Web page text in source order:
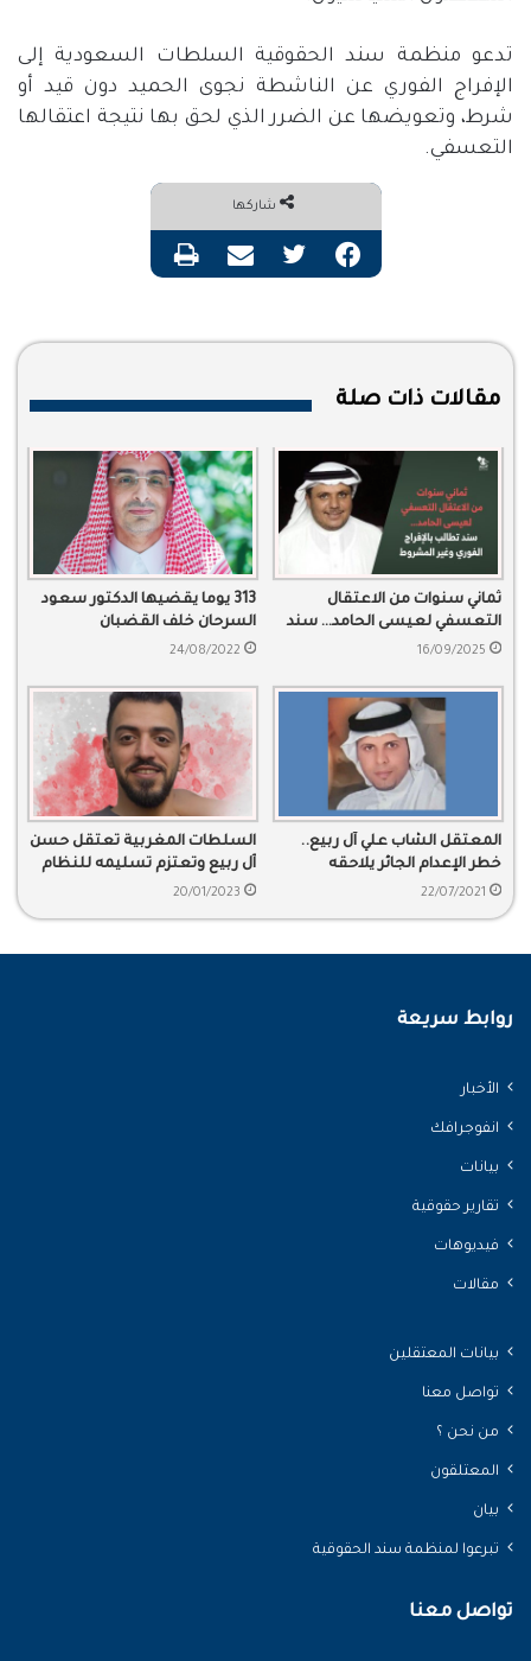
تدعو منظمة سند الحقوقية السلطات السعودية إلى
الإفراج الفوري عن الناشطة نجوى الحميد دون قيد أو
شرط، وتعويضها عن الضرر الذي لحق بها نتيجة اعتقالها
التعسفي.
شاركها
فيسبوك تويتر مشاركة عبر البريد طباعة
مقالات ذات صلة
ثماني سنوات من الاعتقال
التعسفي لعيسى الحامد… سند
تطالب بالإفراج الفوري وغير
16/09/2025
313 يوما يقضيها الدكتور سعود
السرحان خلف القضبان
24/08/2022
المعتقل الشاب علي آل ربيع..
خطر الإعدام الجائر يلاحقه
22/07/2021
السلطات المغربية تعتقل حسن
آل ربيع وتعتزم تسليمه للنظام
السعودي
20/01/2023
روابط سريعة
الأخبار
انفوجرافك
بيانات
تقارير حقوقية
فيديوهات
مقالات
بيانات المعتقلين
تواصل معنا
من نحن ؟
المعتلقون
بيان
تبرعوا لمنظمة سند الحقوقية
تواصل معنا